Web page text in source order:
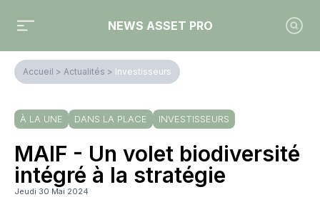
NEWS ASSET PRO
Accueil > Actualités > Investisseurs
À LA UNE DANS LA PLACE INVESTISSEURS
MAIF - Un volet biodiversité
intégré à la stratégie
Jeudi 30 Mai 2024